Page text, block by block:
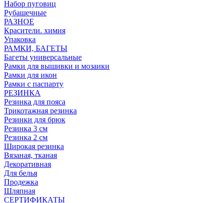
Набор пуговиц
Рубашечные
РАЗНОЕ
Красители. химия
Упаковка
РАМКИ, БАГЕТЫ
Багеты универсальные
Рамки для вышивки и мозаики
Рамки для икон
Рамки с паспарту
РЕЗИНКА
Резинка для пояса
Трикотажная резинка
Резинки для брюк
Резинка 3 см
Резинка 2 см
Широкая резинка
Вязаная, тканая
Декоративная
Для белья
Продежка
Шляпная
СЕРТИФИКАТЫ